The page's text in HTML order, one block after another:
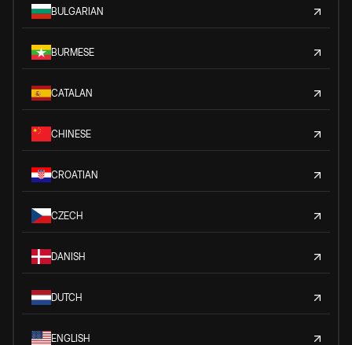
BULGARIAN
BURMESE
CATALAN
CHINESE
CROATIAN
CZECH
DANISH
DUTCH
ENGLISH